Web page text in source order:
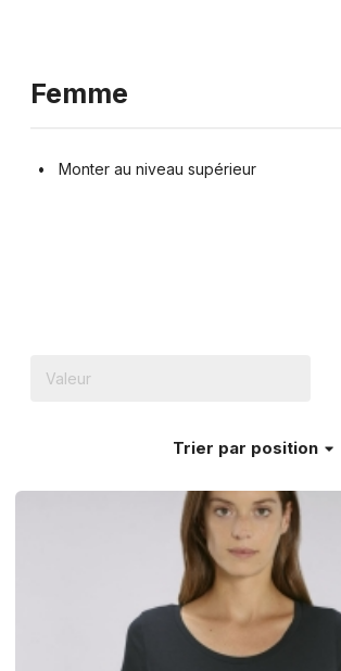
Femme
Monter au niveau supérieur
Trier par position